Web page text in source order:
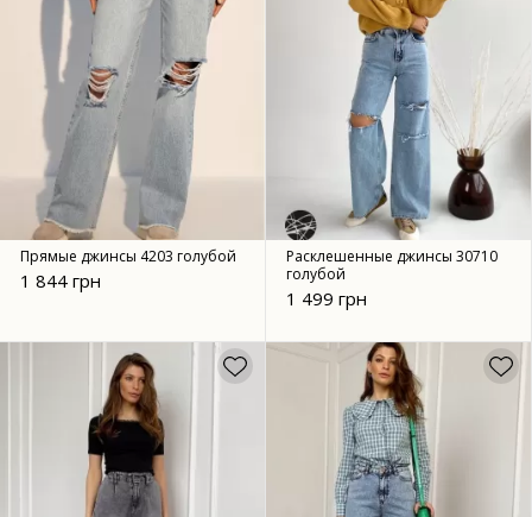
Прямые джинсы 4203 голубой
1 844 грн
Расклешенные джинсы 30710
голубой
1 499 грн